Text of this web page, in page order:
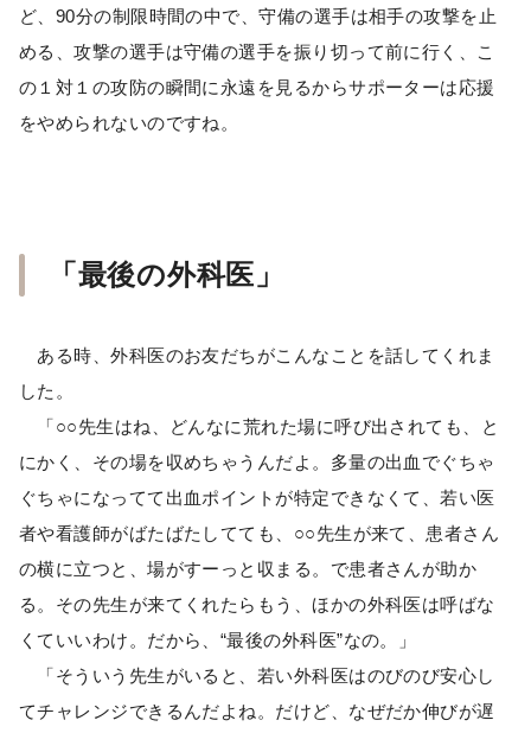
ど、90分の制限時間の中で、守備の選手は相手の攻撃を止
める、攻撃の選手は守備の選手を振り切って前に行く、こ
の１対１の攻防の瞬間に永遠を見るからサポーターは応援
をやめられないのですね。
「最後の外科医」
ある時、外科医のお友だちがこんなことを話してくれま
した。
「○○先生はね、どんなに荒れた場に呼び出されても、と
にかく、その場を収めちゃうんだよ。多量の出血でぐちゃ
ぐちゃになってて出血ポイントが特定できなくて、若い医
者や看護師がばたばたしてても、○○先生が来て、患者さん
の横に立つと、場がすーっと収まる。で患者さんが助か
る。その先生が来てくれたらもう、ほかの外科医は呼ばな
くていいわけ。だから、“最後の外科医”なの。」
「そういう先生がいると、若い外科医はのびのび安心し
てチャレンジできるんだよね。だけど、なぜだか伸びが遅